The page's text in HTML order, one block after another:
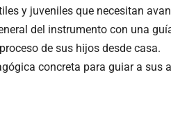
y juveniles que necesitan
del instrumento con una
de sus hijos desde casa.
concreta para guiar a